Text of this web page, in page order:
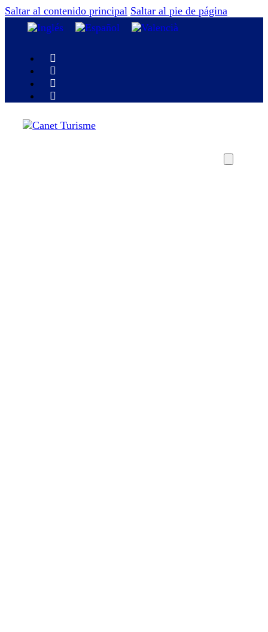
Saltar al contenido principal Saltar al pie de página